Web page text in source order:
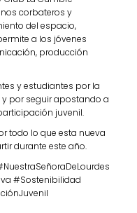
corbateros y
del espacio,
a los jóvenes
producción
y estudiantes por la
por seguir apostando a
juvenil.
todo lo que esta nueva
durante este año.
#Sostenibilidad